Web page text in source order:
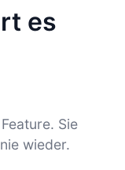
es
Sie
wieder.